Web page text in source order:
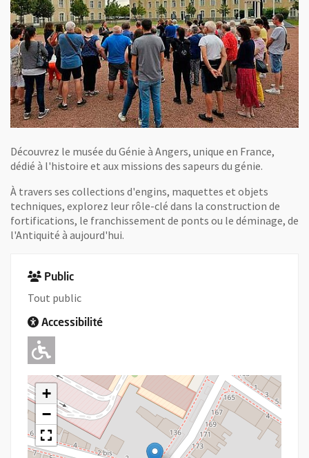
Découvrez le musée du Génie à Angers, unique en France,
dédié à l'histoire et aux missions des sapeurs du génie.
À travers ses collections d'engins, maquettes et objets
techniques, explorez leur rôle-clé dans la construction de
fortifications, le franchissement de ponts ou le déminage, de
l'Antiquité à aujourd'hui.
Public
Tout public
Accessibilité
Adapté pour l'handicap Moteur
+
−